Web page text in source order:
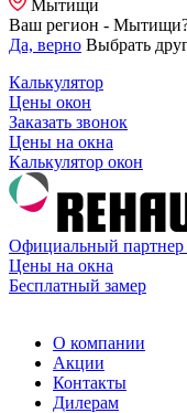
Мытищи
Ваш регион -
Да, верно Выбрать
Калькулятор
Цены окон
Заказать звонок
Цены на окна
Калькулятор окон
Официальный
Цены на окна
Бесплатный замер
О компании
Акции
Контакты
Дилерам